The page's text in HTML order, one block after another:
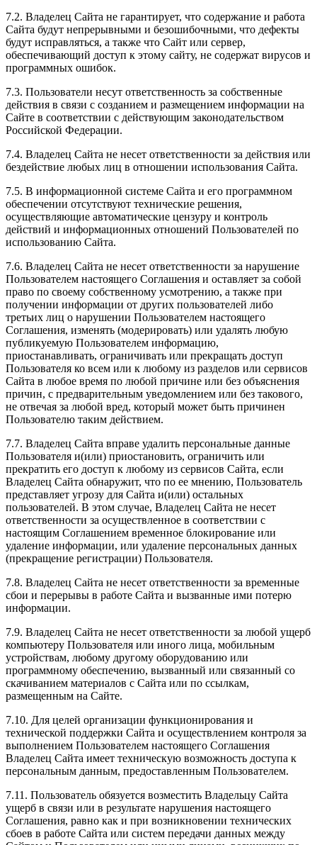
7.2. Владелец Сайта не гарантирует, что содержание и работа
Сайта будут непрерывными и безошибочными, что дефекты
будут исправляться, а также что Сайт или сервер,
обеспечивающий доступ к этому сайту, не содержат вирусов и
программных ошибок.
7.3. Пользователи несут ответственность за собственные
действия в связи с созданием и размещением информации на
Сайте в соответствии с действующим законодательством
Российской Федерации.
7.4. Владелец Сайта не несет ответственности за действия или
бездействие любых лиц в отношении использования Сайта.
7.5. В информационной системе Сайта и его программном
обеспечении отсутствуют технические решения,
осуществляющие автоматические цензуру и контроль
действий и информационных отношений Пользователей по
использованию Сайта.
7.6. Владелец Сайта не несет ответственности за нарушение
Пользователем настоящего Соглашения и оставляет за собой
право по своему собственному усмотрению, а также при
получении информации от других пользователей либо
третьих лиц о нарушении Пользователем настоящего
Соглашения, изменять (модерировать) или удалять любую
публикуемую Пользователем информацию,
приостанавливать, ограничивать или прекращать доступ
Пользователя ко всем или к любому из разделов или сервисов
Сайта в любое время по любой причине или без объяснения
причин, с предварительным уведомлением или без такового,
не отвечая за любой вред, который может быть причинен
Пользователю таким действием.
7.7. Владелец Сайта вправе удалить персональные данные
Пользователя и(или) приостановить, ограничить или
прекратить его доступ к любому из сервисов Сайта, если
Владелец Сайта обнаружит, что по ее мнению, Пользователь
представляет угрозу для Сайта и(или) остальных
пользователей. В этом случае, Владелец Сайта не несет
ответственности за осуществленное в соответствии с
настоящим Соглашением временное блокирование или
удаление информации, или удаление персональных данных
(прекращение регистрации) Пользователя.
7.8. Владелец Сайта не несет ответственности за временные
сбои и перерывы в работе Сайта и вызванные ими потерю
информации.
7.9. Владелец Сайта не несет ответственности за любой ущерб
компьютеру Пользователя или иного лица, мобильным
устройствам, любому другому оборудованию или
программному обеспечению, вызванный или связанный со
скачиванием материалов с Сайта или по ссылкам,
размещенным на Сайте.
7.10. Для целей организации функционирования и
технической поддержки Сайта и осуществлением контроля за
выполнением Пользователем настоящего Соглашения
Владелец Сайта имеет техническую возможность доступа к
персональным данным, предоставленным Пользователем.
7.11. Пользователь обязуется возместить Владельцу Сайта
ущерб в связи или в результате нарушения настоящего
Соглашения, равно как и при возникновении технических
сбоев в работе Сайта или систем передачи данных между